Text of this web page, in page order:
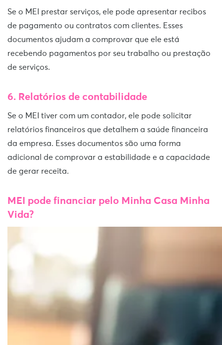
Se o MEI prestar serviços, ele pode apresentar recibos
de pagamento ou contratos com clientes. Esses
documentos ajudam a comprovar que ele está
recebendo pagamentos por seu trabalho ou prestação
de serviços.
6. Relatórios de contabilidade
Se o MEI tiver com um contador, ele pode solicitar
relatórios financeiros que detalhem a saúde financeira
da empresa. Esses documentos são uma forma
adicional de comprovar a estabilidade e a capacidade
de gerar receita.
MEI pode financiar pelo Minha Casa Minha
Vida?